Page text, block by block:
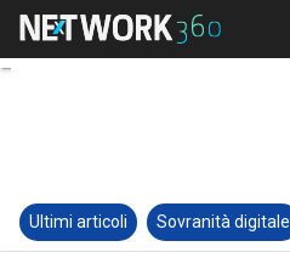
Ultimi articoli Sovranità digitale